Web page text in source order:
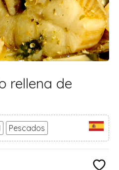
rellena de
Pescados